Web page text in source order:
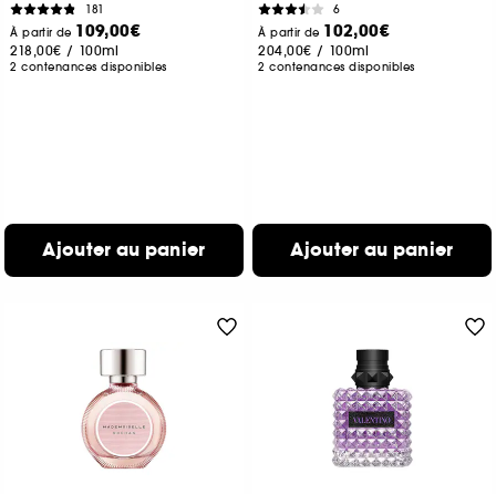
181
À partir de 109,00€
218,00€ / 100ml
2 contenances disponibles
Ajouter au panier
6
À partir de 102,00€
204,00€ / 100ml
2 contenances disponibles
Ajouter au panier